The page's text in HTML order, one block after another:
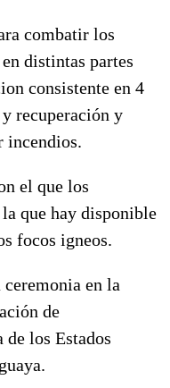
combatir los
distintas partes
consistente en 4
recuperación y
incendios.
el que los
que hay disponible
focos igneos.
en la
de
de los Estados